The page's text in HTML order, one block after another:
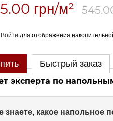
грн/м²
Войти для отображения
Быстрый заказ
эксперта по
знаете, какое напольное